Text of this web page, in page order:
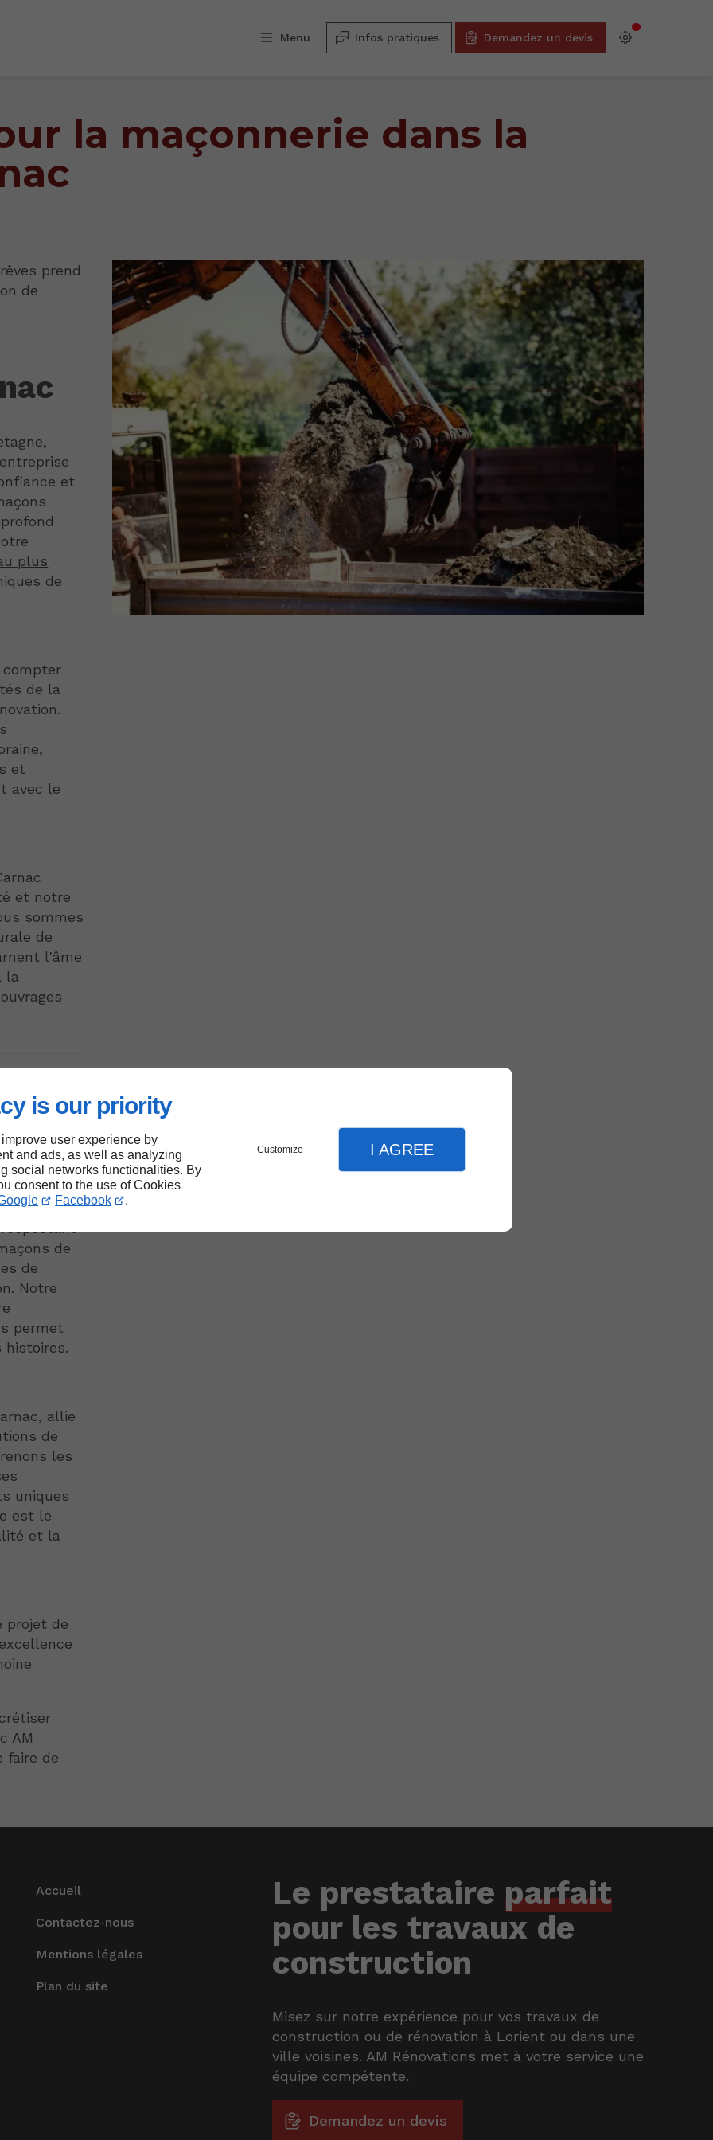
is our priority
user experience by
and ads, as well as analyzing
social networks functionalities. By
consent to the use of Cookies
Facebook .
Customize I AGREE
Menu Infos pratiques Demandez un devis
la maçonnerie dans la
prend
de
et
plus
de
compter
de la
et
avec le
et notre
sommes
de
l'âme
la
trouve
de
de
Notre
permet
histoires.
allie
de
les
uniques
est le
et la
projet de
AM
faire de
Accueil
Contactez-nous
Mentions légales
Plan du site
Le prestataireparfait
pour les travaux de
construction
Misez sur notre expérience pour vos travaux de
construction ou de rénovation à Lorient ou dans une
ville voisines. AM Rénovations met à votre service une
équipe compétente.
Demandez un devis